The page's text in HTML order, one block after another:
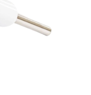
قیمت روز